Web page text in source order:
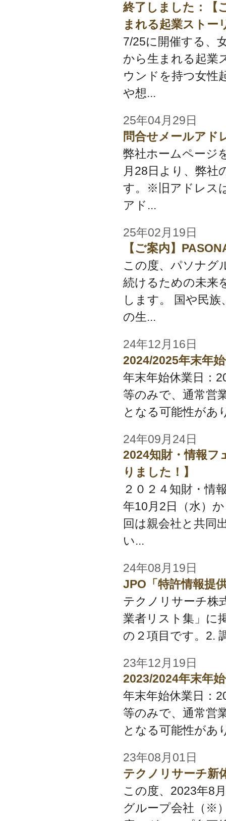
終了しました：【
まれる起業ストー
7/25に開催する、
から生まれる起業
ウンドを持つ女性
や想...
25年04月29日
問合せメールアド
弊社ホームページ
月28日より、弊社
す。※旧アドレス
アド...
25年02月19日
【ご案内】
この度、パソナグ
続けるための未来
します。 国や民
の生...
24年12月16日
2024/2025年末年
年末年始休業日：
等のみで、通常営
となる可能性があ
24年09月24日
2024知財・情報フ
りました！】
２０２４知財・情
年10月2日（水）
回は親会社と共同
い...
24年08月19日
JPO「特許情報提
テクノリサーチ株
業者リスト集」に
の２項目です。2.
23年12月19日
2023/2024年末年
年末年始休業日：
等のみで、通常営
となる可能性があ
23年08月01日
テクノリサーチ新
この度、2023年8
グループ会社（※